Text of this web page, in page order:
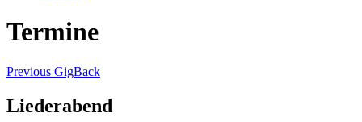
Termine
Previous GigBack
Liederabend